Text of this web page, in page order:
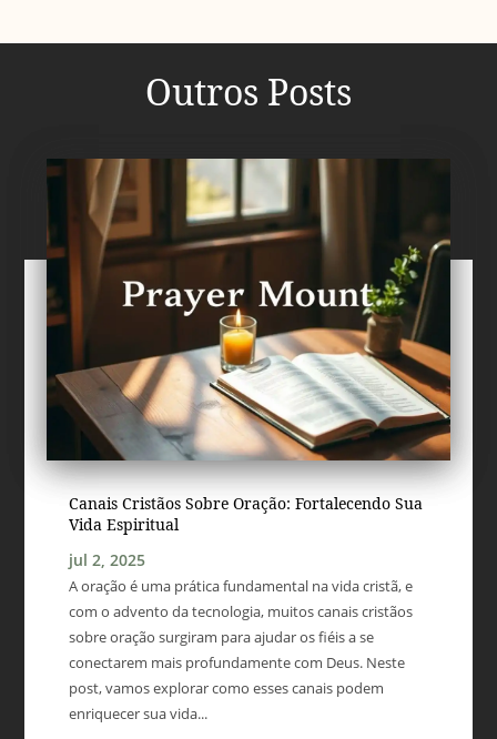
Outros Posts
Canais Cristãos Sobre Oração: Fortalecendo Sua
Vida Espiritual
jul 2, 2025
A oração é uma prática fundamental na vida cristã, e
com o advento da tecnologia, muitos canais cristãos
sobre oração surgiram para ajudar os fiéis a se
conectarem mais profundamente com Deus. Neste
post, vamos explorar como esses canais podem
enriquecer sua vida...